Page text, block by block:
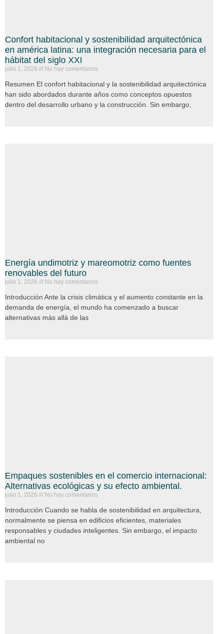
Confort habitacional y sostenibilidad arquitectónica
en américa latina: una integración necesaria para el
hábitat del siglo XXI
julio 1, 2026 No hay comentarios
Resumen El confort habitacional y la sostenibilidad arquitectónica
han sido abordados durante años como conceptos opuestos
dentro del desarrollo urbano y la construcción. Sin embargo,
Energía undimotriz y mareomotriz como fuentes
renovables del futuro
julio 1, 2026 No hay comentarios
Introducción Ante la crisis climática y el aumento constante en la
demanda de energía, el mundo ha comenzado a buscar
alternativas más allá de las
Empaques sostenibles en el comercio internacional:
Alternativas ecológicas y su efecto ambiental.
julio 1, 2026 No hay comentarios
Introducción Cuando se habla de sostenibilidad en arquitectura,
normalmente se piensa en edificios eficientes, materiales
responsables y ciudades inteligentes. Sin embargo, el impacto
ambiental no